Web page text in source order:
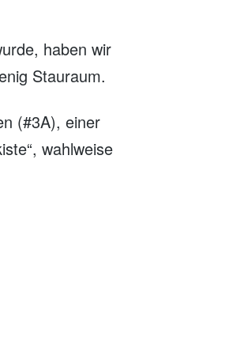
haben wir
Stauraum.
(#3A), einer
wahlweise